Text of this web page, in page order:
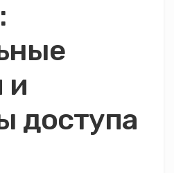
и
доступа